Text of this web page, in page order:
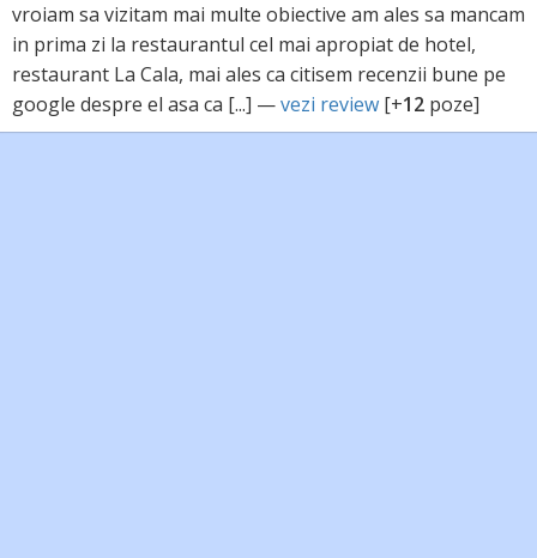
vroiam sa vizitam mai multe obiective am ales sa mancam
in prima zi la restaurantul cel mai apropiat de hotel,
restaurant La Cala, mai ales ca citisem recenzii bune pe
google despre el asa ca [...] —vezi review [+12 poze]